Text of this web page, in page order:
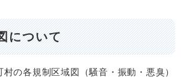
について
の各規制区域図（騒音・振動・悪臭）